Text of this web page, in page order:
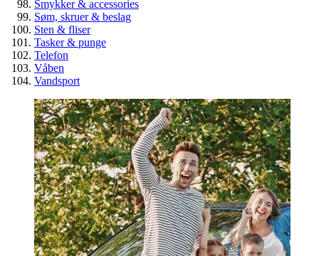
Spar penge på billige overskuds
byggematerialer
Guide
Genbrug
Værktøj & byggematerialer
Smykker & accessories
Søm, skruer & beslag
Sten & fliser
Tasker & punge
Telefon
Våben
Vandsport